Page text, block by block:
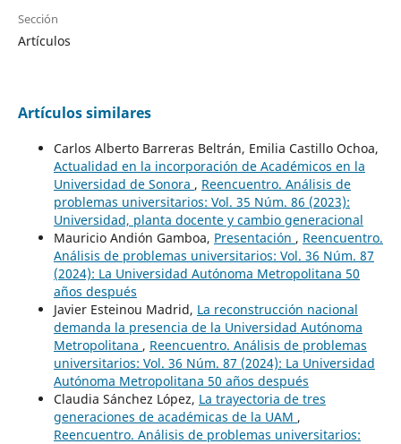
Sección
Artículos
Artículos similares
Carlos Alberto Barreras Beltrán, Emilia Castillo Ochoa,
Actualidad en la incorporación de Académicos en la
Universidad de Sonora , Reencuentro. Análisis de
problemas universitarios: Vol. 35 Núm. 86 (2023):
Universidad, planta docente y cambio generacional
Mauricio Andión Gamboa, Presentación , Reencuentro.
Análisis de problemas universitarios: Vol. 36 Núm. 87
(2024): La Universidad Autónoma Metropolitana 50
años después
Javier Esteinou Madrid, La reconstrucción nacional
demanda la presencia de la Universidad Autónoma
Metropolitana , Reencuentro. Análisis de problemas
universitarios: Vol. 36 Núm. 87 (2024): La Universidad
Autónoma Metropolitana 50 años después
Claudia Sánchez López, La trayectoria de tres
generaciones de académicas de la UAM ,
Reencuentro. Análisis de problemas universitarios: